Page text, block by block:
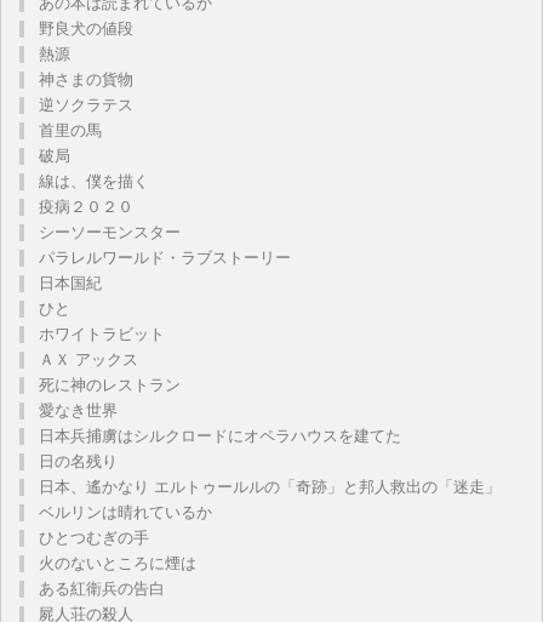
野良犬の値段
熱源
神さまの貨物
逆ソクラテス
首里の馬
破局
線は、僕を描く
疫病２０２０
シーソーモンスター
パラレルワールド・ラブストーリー
日本国紀
ひと
ホワイトラビット
ＡＸ アックス
死に神のレストラン
愛なき世界
日本兵捕虜はシルクロードにオペラハウスを建てた
日の名残り
日本、遙かなり エルトゥールルの「奇跡」と邦人救出の「迷走」
ベルリンは晴れているか
ひとつむぎの手
火のないところに煙は
ある紅衛兵の告白
屍人荘の殺人